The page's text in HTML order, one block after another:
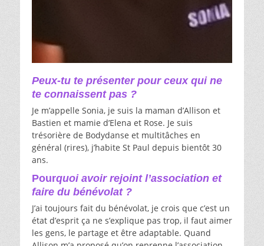
Peux-tu te présenter pour ceux qui ne
te connaissent pas ?
Je m’appelle Sonia, je suis la maman d’Allison et
Bastien et mamie d’Elena et Rose. Je suis
trésorière de Bodydanse et multitâches en
général (rires), j’habite St Paul depuis bientôt 30
ans.
Pourquoi avoir rejoint l’association et
faire du bénévolat ?
J’ai toujours fait du bénévolat, je crois que c’est un
état d’esprit ça ne s’explique pas trop, il faut aimer
les gens, le partage et être adaptable. Quand